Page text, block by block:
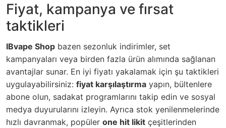
Fiyat, kampanya ve fırsat
taktikleri
IBvape Shop bazen sezonluk indirimler, set
kampanyaları veya birden fazla ürün alımında sağlanan
avantajlar sunar. En iyi fiyatı yakalamak için şu taktikleri
uygulayabilirsiniz: fiyat karşılaştırma yapın, bültenlere
abone olun, sadakat programlarını takip edin ve sosyal
medya duyurularını izleyin. Ayrıca stok yenilenmelerinde
hızlı davranmak, popüler one hit likit çeşitlerinden